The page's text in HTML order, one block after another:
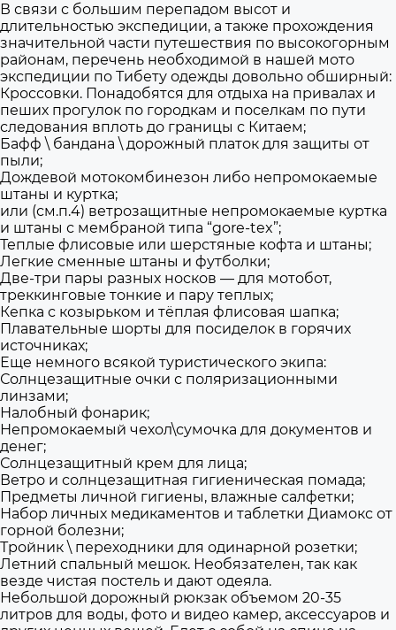
В связи с большим перепадом высот и
длительностью экспедиции, а также прохождения
значительной части путешествия по высокогорным
районам, перечень необходимой в нашей мото
экспедиции по Тибету одежды довольно обширный:
Кроссовки. Понадобятся для отдыха на привалах и
пеших прогулок по городкам и поселкам по пути
следования вплоть до границы с Китаем;
Бафф \ бандана \ дорожный платок для защиты от
пыли;
Дождевой мотокомбинезон либо непромокаемые
штаны и куртка;
или (см.п.4) ветрозащитные непромокаемые куртка
и штаны с мембраной типа “gore-tex”;
Теплые флисовые или шерстяные кофта и штаны;
Легкие сменные штаны и футболки;
Две-три пары разных носков — для мотобот,
треккинговые тонкие и пару теплых;
Кепка с козырьком и тёплая флисовая шапка;
Плавательные шорты для посиделок в горячих
источниках;
Еще немного всякой туристического экипа:
Солнцезащитные очки с поляризационными
линзами;
Налобный фонарик;
Непромокаемый чехол\сумочка для документов и
денег;
Солнцезащитный крем для лица;
Ветро и солнцезащитная гигиеническая помада;
Предметы личной гигиены, влажные салфетки;
Набор личных медикаментов и таблетки Диамокс от
горной болезни;
Тройник \ переходники для одинарной розетки;
Летний спальный мешок. Необязателен, так как
везде чистая постель и дают одеяла.
Небольшой дорожный рюкзак объемом 20-35
литров для воды, фото и видео камер, аксессуаров и